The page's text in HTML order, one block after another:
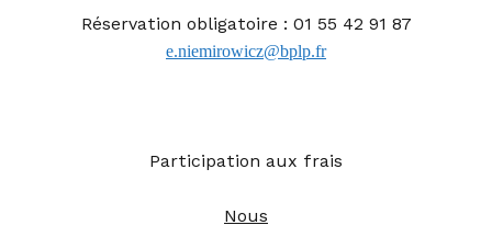
Réservation obligatoire : 01 55 42 91 87
e.niemirowicz@bplp.fr
Participation aux frais
Nous